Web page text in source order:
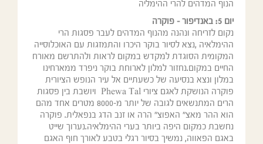
הנוף המדהים להרי ההימליה
יום 5: באנדיפור – פוקרה
נקום לזריחה ונהנה מהנוף המדהים לעבר פסגות הרי
ההימלאיה ,נצא לסיור בוקר היכרו והתמזגות עם האוכלוסייה
המקומית הסוגדת למקדש במקום לראות ולהתרשם מאורח
החיים במקום.נחזור למלון לארוחת בוקר ניפרד ממארחינו
במלון ונצא בנסיעה של כשעתיים אל עיר הנופש הציורית
פוקרה הנושקת לאגם ציורי Phewa Tal ויושבת בין פסגות
הרים המתנשאים לגובה של יותר מ-8000 מטרים אחד מהם
הוא ההר מאצ" האפוצ" הרה או זנב הדג בנפאלית. פוקרה
נחשבת כמקום היפה ביותר בערי ההימלאיה.נערוך שייט
באגם הפאווה, נמשיך בסיור רגלי בטבע לאורך חוף האגם